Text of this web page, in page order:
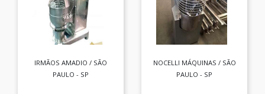
IRMÃOS AMADIO / SÃO
PAULO - SP
NOCELLI MÁQUINAS / SÃO
PAULO - SP